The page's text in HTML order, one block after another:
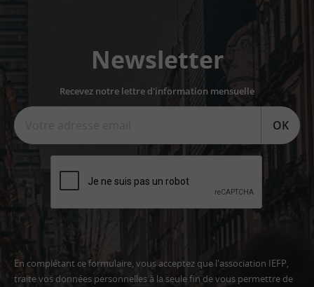
Newsletter
Recevez notre lettre d'information mensuelle
OK
En complétant ce formulaire, vous acceptez que l'association IEFP,
traite vos données personnelles à la seule fin de vous permettre de